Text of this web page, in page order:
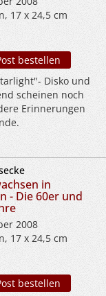
17 x 24,5 cm
bestellen
Disko und
scheinen noch
Erinnerungen
in
- Die 60er und
2008
17 x 24,5 cm
bestellen